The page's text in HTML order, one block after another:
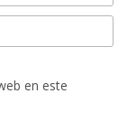
en este